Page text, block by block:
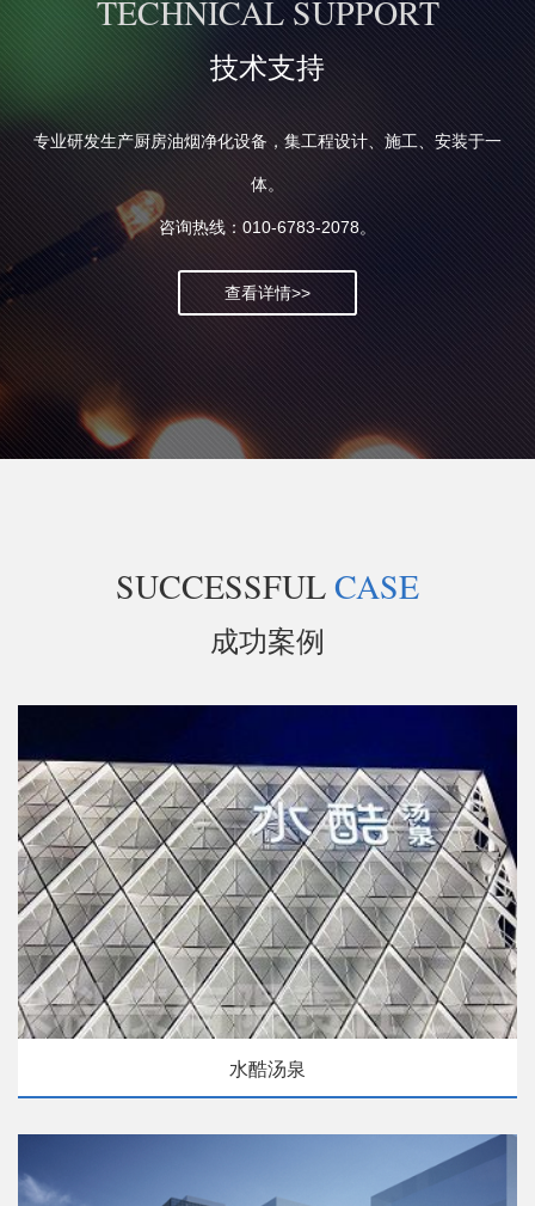
TECHNICAL SUPPORT
技术支持
专业研发生产厨房油烟净化设备，集工程设计、施工、安装于一
体。
咨询热线：010-6783-2078。
查看详情>>
SUCCESSFULCASE
成功案例
水酷汤泉